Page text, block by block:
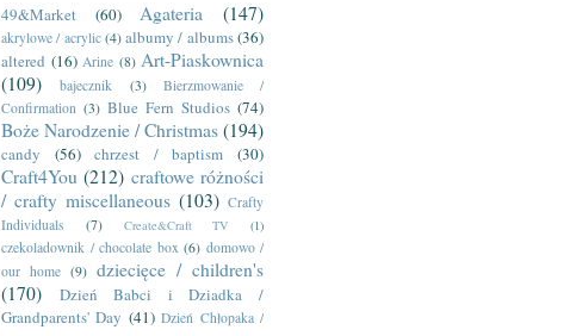
49&Market (60) Agateria (147)
akrylowe / acrylic (4) albumy / albums(36)
altered (16) Arine (8) Art-Piaskownica
(109)
bajecznik (3)
Bierzmowanie /
Confirmation (3) Blue Fern Studios (74)
Boże Narodzenie / Christmas (194)
candy (56) chrzest / baptism (30)
Craft4You (212) craftowe różności
/ crafty miscellaneous (103) Crafty
Individuals
(7) Create&Craft TV (1)
czekoladownik / chocolate box (6) domowo /
our home (9) dziecięce / children's
(170)
Dzień Babci i Dziadka /
Grandparents' Day (41) Dzień Chłopaka /